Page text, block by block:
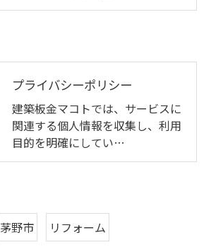
プライバシーポリシー
建築板金マコトでは、サービスに
関連する個人情報を収集し、利用
目的を明確にしてい…
茅野市 リフォーム